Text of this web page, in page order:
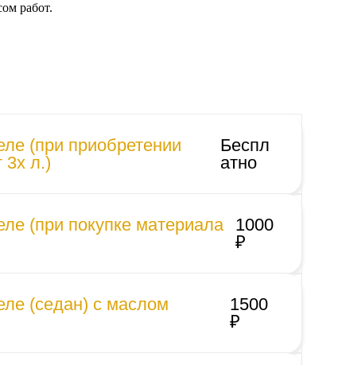
работ.
(при приобретении
3х л.)
Беспл
атно
(при покупке материала
1000
₽
(седан) c маслом
1500
₽